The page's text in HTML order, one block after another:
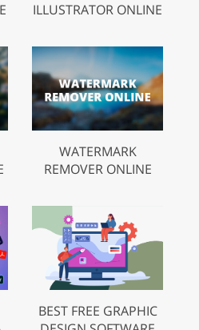
ILLUSTRATOR ONLINE
WATERMARK
REMOVER ONLINE
BEST FREE GRAPHIC